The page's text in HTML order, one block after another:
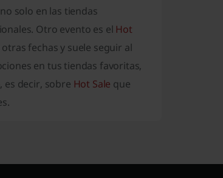
solo en las tiendas
Otro evento es el Hot
fechas y suele seguir al
en tus tiendas favoritas,
es decir, sobre Hot Sale que